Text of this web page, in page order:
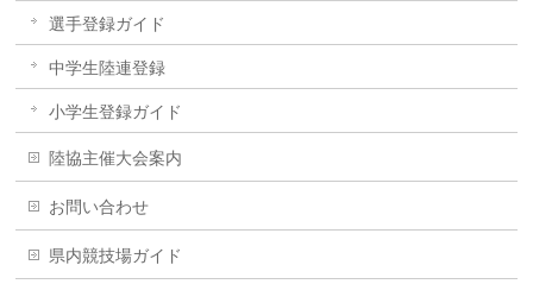
選手登録ガイド
中学生陸連登録
小学生登録ガイド
陸協主催大会案内
お問い合わせ
県内競技場ガイド